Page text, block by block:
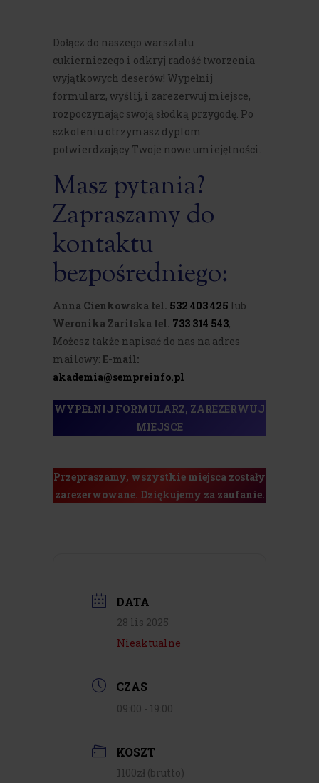
Dołącz do naszego warsztatu
cukierniczego i odkryj radość tworzenia
wyjątkowych deserów! Wypełnij
formularz, wyślij, i zarezerwuj miejsce,
rozpoczynając swoją słodką przygodę. Po
szkoleniu otrzymasz dyplom
potwierdzający Twoje nowe umiejętności.
Masz pytania?
Zapraszamy do
kontaktu
bezpośredniego:
Anna Cienkowska tel. 532 403 425 lub
Weronika Zaritska tel. 733 314 543,
Możesz także napisać do nas na adres
mailowy: E-mail:
akademia@sempreinfo.pl
WYPEŁNIJ FORMULARZ, ZAREZERWUJ
MIEJSCE
Przepraszamy, wszystkie miejsca zostały
zarezerwowane. Dziękujemy za zaufanie.
DATA
28 lis 2025
Nieaktualne
CZAS
09:00 - 19:00
KOSZT
1100zł (brutto)